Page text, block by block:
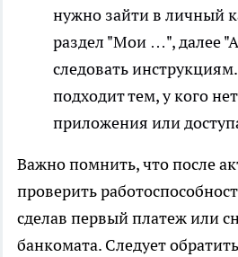
нужно зайти в личный
раздел "Мои …", далее
следовать
подходит тем, у кого
приложения или
Важно помнить, что после
проверить
сделав первый платеж или
банкомата. Следует